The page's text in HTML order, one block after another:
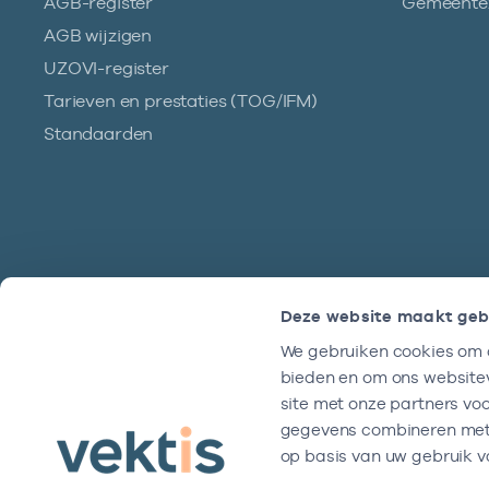
Deze website maakt
We gebruiken cookies
bieden en om ons
site met onze partners
gegevens combineren
op basis van uw gebruik
AGB wijzigen
UZOVI-register
Tarieven en prestaties (TOG/IFM)
Standaarden
We zijn doordeweeks bereikbaar tussen